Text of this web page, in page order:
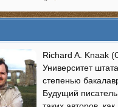
Richard A. Knaak
Университет
степенью
Будущий